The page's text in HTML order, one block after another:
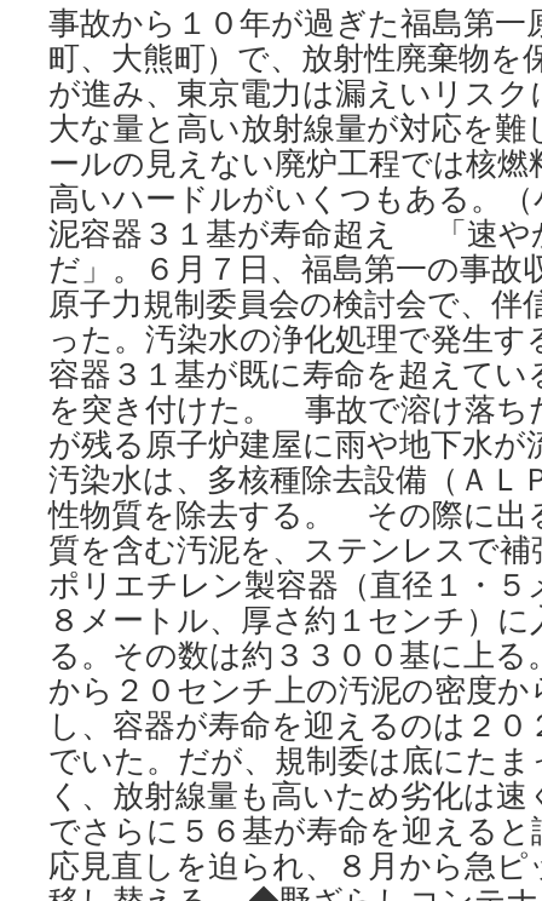
事故から１０年が過ぎた福島第一
町、大熊町）で、放射性廃棄物を
が進み、東京電力は漏えいリス
大な量と高い放射線量が対応を
ールの見えない廃炉工程では核
高いハードルがいくつもある。
泥容器３１基が寿命超え 「速や
だ」。６月７日、福島第一の事故
原子力規制委員会の検討会で、伴
った。汚染水の浄化処理で発生
容器３１基が既に寿命を超えてい
を突き付けた。 事故で溶け落ち
が残る原子炉建屋に雨や地下水
汚染水は、多核種除去設備（ＡＬ
性物質を除去する。 その際に出
質を含む汚泥を、ステンレスで
ポリエチレン製容器（直径１・
８メートル、厚さ約１センチ）
る。その数は約３３００基に上
から２０センチ上の汚泥の密度か
し、容器が寿命を迎えるのは２
でいた。だが、規制委は底にた
く、放射線量も高いため劣化は
でさらに５６基が寿命を迎える
応見直しを迫られ、８月から急